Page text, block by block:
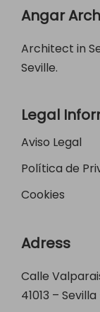
Angar
Architect in
Seville.
Legal
Aviso Legal
Política de
Cookies
Adress
Calle
41013 –